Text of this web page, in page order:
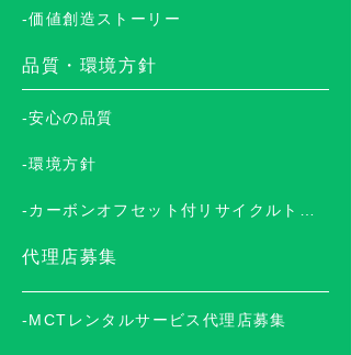
-価値創造ストーリー
品質・環境方針
-安心の品質
-環境方針
-カーボンオフセット付リサイクルトナー
代理店募集
-MCTレンタルサービス代理店募集